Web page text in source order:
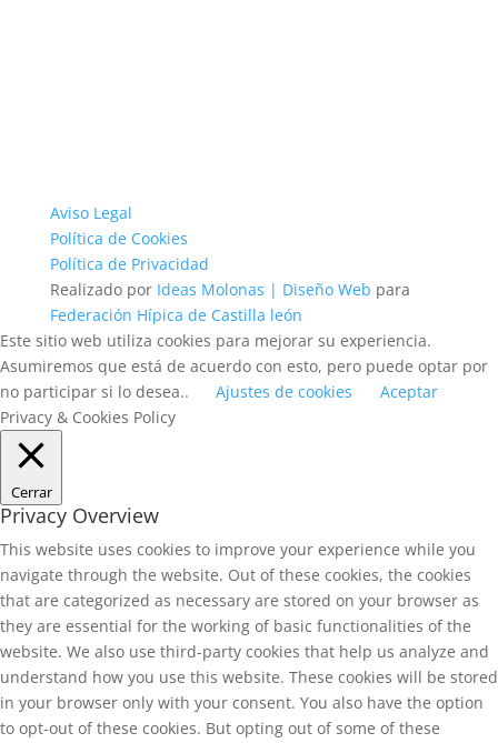
Aviso Legal
Política de Cookies
Política de Privacidad
Realizado por Ideas Molonas | Diseño Web para
Federación Hípica de Castilla león
Este sitio web utiliza cookies para mejorar su experiencia.
Asumiremos que está de acuerdo con esto, pero puede optar por
no participar si lo desea..
Ajustes de cookies
Aceptar
Privacy & Cookies Policy
Cerrar
Privacy Overview
This website uses cookies to improve your experience while you
navigate through the website. Out of these cookies, the cookies
that are categorized as necessary are stored on your browser as
they are essential for the working of basic functionalities of the
website. We also use third-party cookies that help us analyze and
understand how you use this website. These cookies will be stored
in your browser only with your consent. You also have the option
to opt-out of these cookies. But opting out of some of these